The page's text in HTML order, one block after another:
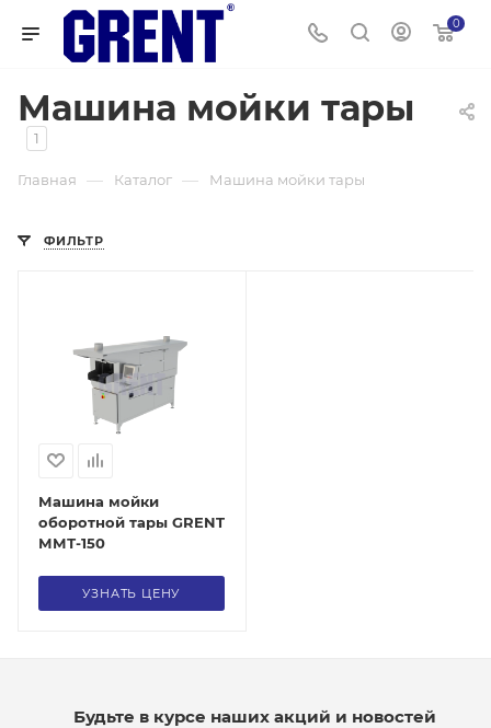
0
Машина мойки тары
1
Главная — Каталог — Машина мойки тары
ФИЛЬТР
Машина мойки
оборотной тары GRENT
ММТ-150
УЗНАТЬ ЦЕНУ
Будьте в курсе наших акций и новостей